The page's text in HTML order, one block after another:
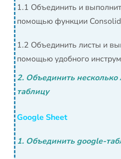
1.1 Объединить и
помощью функции
1.2 Объединить листы и
помощью удобного
2. Объединить
таблицу
Google Sheet
1. Объединить google-